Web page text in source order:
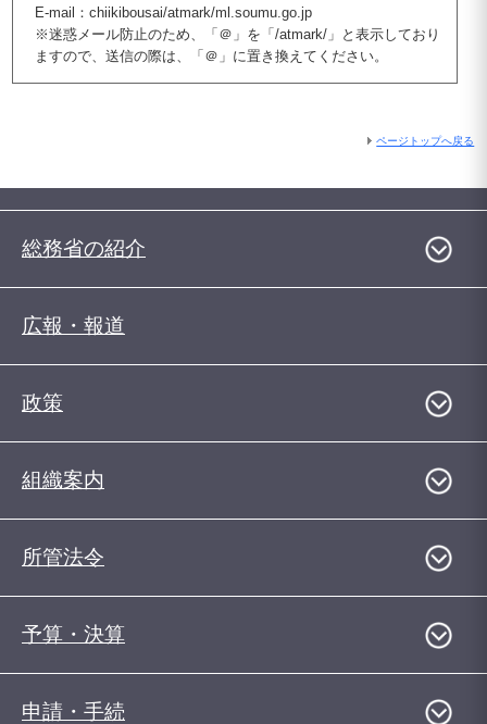
E-mail：chiikibousai/atmark/ml.soumu.go.jp
※迷惑メール防止のため、「＠」を「/atmark/」と表示しており
ますので、送信の際は、「＠」に置き換えてください。
ページトップへ戻る
総務省の紹介
広報・報道
政策
組織案内
所管法令
予算・決算
申請・手続